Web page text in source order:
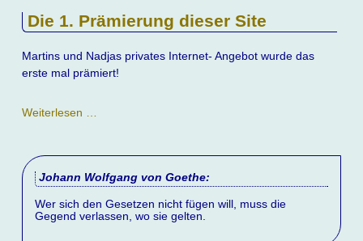
Site
Die 1. Prämierung dieser Site
Martins und Nadjas privates Internet- Angebot wurde das
erste mal prämiert!
Weiterlesen …
Site
Johann Wolfgang von Goethe:
Wer sich den Gesetzen nicht fügen will, muss die
Gegend verlassen, wo sie gelten.